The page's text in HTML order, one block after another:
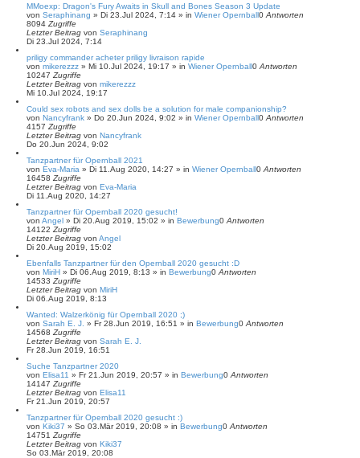
MMoexp: Dragon's Fury Awaits in Skull and Bones Season 3 Update
von Seraphinang » Di 23.Jul 2024, 7:14 » in Wiener Opernball0 Antworten
8094 Zugriffe
Letzter Beitrag von Seraphinang
Di 23.Jul 2024, 7:14
priligy commander acheter priligy livraison rapide
von mikerezzz » Mi 10.Jul 2024, 19:17 » in Wiener Opernball0 Antworten
10247 Zugriffe
Letzter Beitrag von mikerezzz
Mi 10.Jul 2024, 19:17
Could sex robots and sex dolls be a solution for male companionship?
von Nancyfrank » Do 20.Jun 2024, 9:02 » in Wiener Opernball0 Antworten
4157 Zugriffe
Letzter Beitrag von Nancyfrank
Do 20.Jun 2024, 9:02
Tanzpartner für Opernball 2021
von Eva-Maria » Di 11.Aug 2020, 14:27 » in Wiener Opernball0 Antworten
16458 Zugriffe
Letzter Beitrag von Eva-Maria
Di 11.Aug 2020, 14:27
Tanzpartner für Opernball 2020 gesucht!
von Angel » Di 20.Aug 2019, 15:02 » in Bewerbung0 Antworten
14122 Zugriffe
Letzter Beitrag von Angel
Di 20.Aug 2019, 15:02
Ebenfalls Tanzpartner für den Opernball 2020 gesucht :D
von MiriH » Di 06.Aug 2019, 8:13 » in Bewerbung0 Antworten
14533 Zugriffe
Letzter Beitrag von MiriH
Di 06.Aug 2019, 8:13
Wanted: Walzerkönig für Opernball 2020 ;)
von Sarah E. J. » Fr 28.Jun 2019, 16:51 » in Bewerbung0 Antworten
14568 Zugriffe
Letzter Beitrag von Sarah E. J.
Fr 28.Jun 2019, 16:51
Suche Tanzpartner 2020
von Elisa11 » Fr 21.Jun 2019, 20:57 » in Bewerbung0 Antworten
14147 Zugriffe
Letzter Beitrag von Elisa11
Fr 21.Jun 2019, 20:57
Tanzpartner für Opernball 2020 gesucht :)
von Kiki37 » So 03.Mär 2019, 20:08 » in Bewerbung0 Antworten
14751 Zugriffe
Letzter Beitrag von Kiki37
So 03.Mär 2019, 20:08